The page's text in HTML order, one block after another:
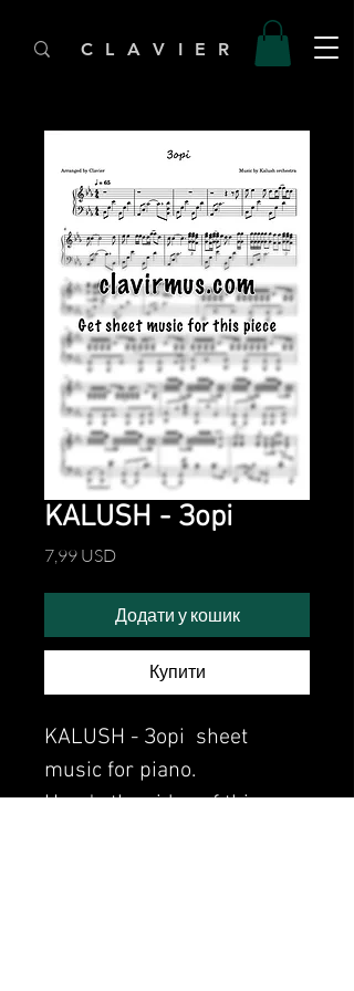
C L A V I E R
KALUSH - Зорі
7,99 USDЦіна
Додати у кошик
Купити
KALUSH - Зорі sheet
music for piano.
Here's the video of this